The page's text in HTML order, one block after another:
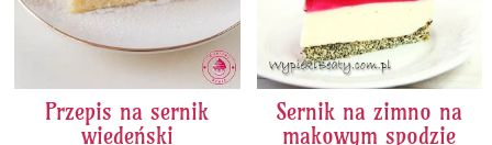
Przepis na sernik
wiedeński
Sernik na zimno na
makowym spodzie